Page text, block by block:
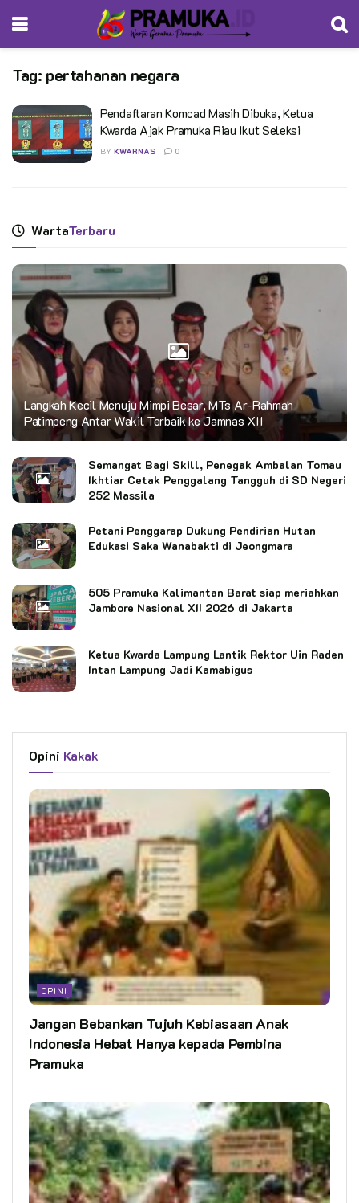
Tag: pertahanan negara
Pendaftaran Komcad Masih Dibuka, Ketua
Kwarda Ajak Pramuka Riau Ikut Seleksi
BY KWARNAS 0
WartaTerbaru
Langkah Kecil Menuju Mimpi Besar, MTs Ar-Rahmah
Patimpeng Antar Wakil Terbaik ke Jamnas XII
Semangat Bagi Skill, Penegak Ambalan Tomau
Ikhtiar Cetak Penggalang Tangguh di SD Negeri
252 Massila
Petani Penggarap Dukung Pendirian Hutan
Edukasi Saka Wanabakti di Jeongmara
505 Pramuka Kalimantan Barat siap meriahkan
Jambore Nasional XII 2026 di Jakarta
Ketua Kwarda Lampung Lantik Rektor Uin Raden
Intan Lampung Jadi Kamabigus
Opini Kakak
OPINI
Jangan Bebankan Tujuh Kebiasaan Anak
Indonesia Hebat Hanya kepada Pembina
Pramuka